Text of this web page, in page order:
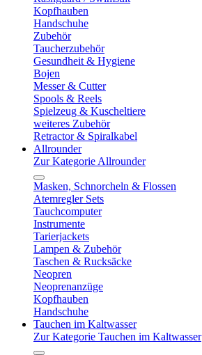
Kopfhauben
Handschuhe
Zubehör
Taucherzubehör
Gesundheit & Hygiene
Bojen
Messer & Cutter
Spools & Reels
Spielzeug & Kuscheltiere
weiteres Zubehör
Retractor & Spiralkabel
Allrounder
Zur Kategorie Allrounder
Masken, Schnorcheln & Flossen
Atemregler Sets
Tauchcomputer
Instrumente
Tarierjackets
Lampen & Zubehör
Taschen & Rucksäcke
Neopren
Neoprenanzüge
Kopfhauben
Handschuhe
Tauchen im Kaltwasser
Zur Kategorie Tauchen im Kaltwasser